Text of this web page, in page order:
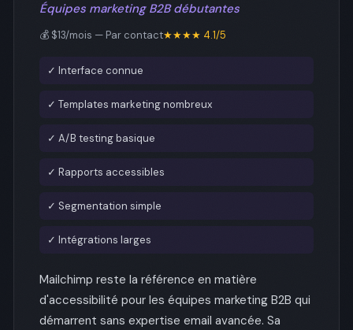
Équipes marketing B2B débutantes
💰 $13/mois — Par contact★★★★ 4.1/5
✓ Interface connue
✓ Templates marketing nombreux
✓ A/B testing basique
✓ Rapports accessibles
✓ Segmentation simple
✓ Intégrations larges
Mailchimp reste la référence en matière
d'accessibilité pour les équipes marketing B2B qui
démarrent sans expertise email avancée. Sa